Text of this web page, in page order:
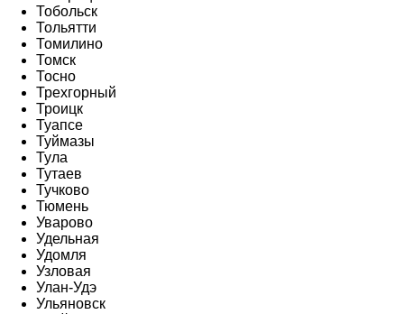
Тобольск
Тольятти
Томилино
Томск
Тосно
Трехгорный
Троицк
Туапсе
Туймазы
Тула
Тутаев
Тучково
Тюмень
Уварово
Удельная
Удомля
Узловая
Улан-Удэ
Ульяновск